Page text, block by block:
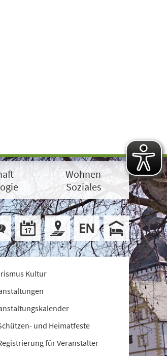
Wohnen
Soziales
Kultur
und Heimatfeste
für Veranstalter